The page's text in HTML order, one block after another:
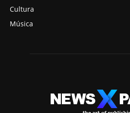
Cultura
Música